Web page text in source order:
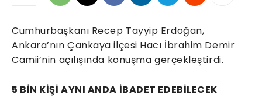
Cumhurbaşkanı Recep Tayyip Erdoğan,
Ankara’nın Çankaya ilçesi Hacı İbrahim Demir
Camii’nin açılışında konuşma gerçekleştirdi.
5 BİN KİŞİ AYNI ANDA İBADET EDEBİLECEK